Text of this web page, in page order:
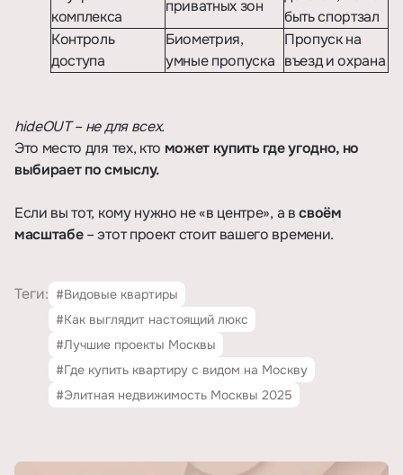
комплекса
приватных зон
быть спортзал
Контроль
доступа
Биометрия,
умные пропуска
Пропуск на
въезд и охрана
hideOUT – не для всех.
Это место для тех, кто может купить где угодно, но
выбирает по смыслу.
Если вы тот, кому нужно не «в центре», а всвоём
масштабе– этот проект стоит вашего времени.
Теги: #Видовые квартиры
#Как выглядит настоящий люкс
#Лучшие проекты Москвы
#Где купить квартиру с видом на Москву
#Элитная недвижимость Москвы 2025